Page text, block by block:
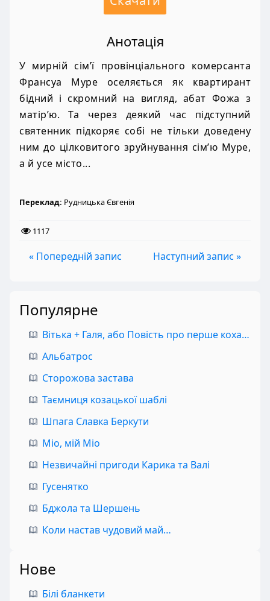
Анотація
У мирній сім’ї провінціального комерсанта
Франсуа Муре оселяється як квартирант
бідний і скромний на вигляд, абат Фожа з
матір’ю. Та через деякий час підступний
святенник підкоряє собі не тільки доведену
ним до цілковитого зруйнування сім’ю Муре,
а й усе місто...
Переклад: Рудницька Євгенія
1117
« Попередній запис Наступний запис »
Популярне
Вітька + Галя, або Повість про перше кохання
Альбатрос
Сторожова застава
Таємниця козацької шаблі
Шпага Славка Беркути
Міо, мій Міо
Незвичайні пригоди Карика та Валі
Гусенятко
Бджола та Шершень
Коли настав чудовий май…
Нове
Білі бланкети